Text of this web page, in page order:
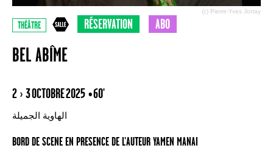
(c) Pierre-Yves Jortay
THÉÂTRE RÉSERVATION ABO
BEL ABÎME
2 › 3 OCTOBRE 2025 • 60'
الهاوية الجميلة
BORD DE SCENE EN PRESENCE DE L’AUTEUR YAMEN MANAI